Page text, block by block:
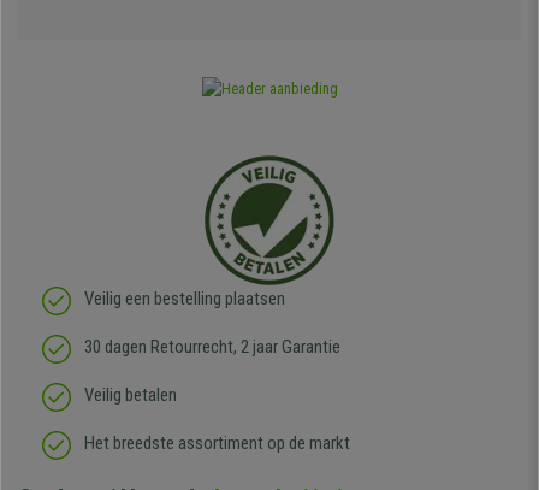
Veilig een bestelling plaatsen
30 dagen Retourrecht, 2 jaar Garantie
Veilig betalen
Het breedste assortiment op de markt